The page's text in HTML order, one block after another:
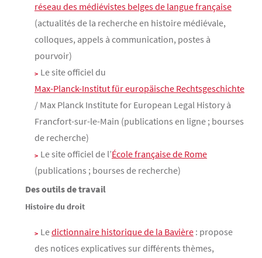
réseau des médiévistes belges de langue française
(actualités de la recherche en histoire médiévale,
colloques, appels à communication, postes à
pourvoir)
Le site officiel du
Max-Planck-Institut für europäische Rechtsgeschichte
/ Max Planck Institute for European Legal History à
Francfort-sur-le-Main (publications en ligne ; bourses
de recherche)
Le site officiel de l’École française de Rome
(publications ; bourses de recherche)
Des outils de travail
Histoire du droit
Ledictionnaire historique de la Bavière: propose
des notices explicatives sur différents thèmes,